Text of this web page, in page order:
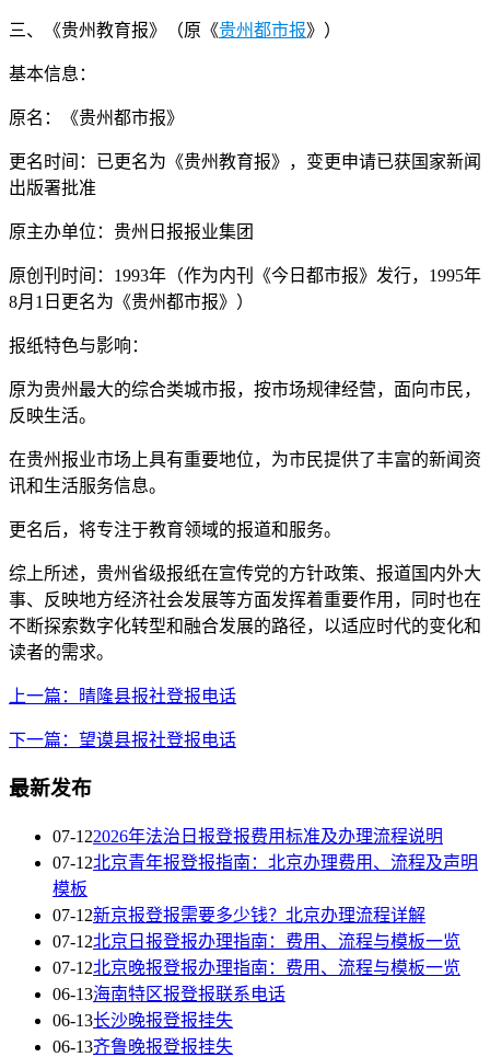
三、《贵州教育报》（原《贵州都市报》）
基本信息：
原名：《贵州都市报》
更名时间：已更名为《贵州教育报》，变更申请已获国家新闻
出版署批准
原主办单位：贵州日报报业集团
原创刊时间：1993年（作为内刊《今日都市报》发行，1995年
8月1日更名为《贵州都市报》）
报纸特色与影响：
原为贵州最大的综合类城市报，按市场规律经营，面向市民，
反映生活。
在贵州报业市场上具有重要地位，为市民提供了丰富的新闻资
讯和生活服务信息。
更名后，将专注于教育领域的报道和服务。
综上所述，贵州省级报纸在宣传党的方针政策、报道国内外大
事、反映地方经济社会发展等方面发挥着重要作用，同时也在
不断探索数字化转型和融合发展的路径，以适应时代的变化和
读者的需求。
上一篇：晴隆县报社登报电话
下一篇：望谟县报社登报电话
最新发布
07-122026年法治日报登报费用标准及办理流程说明
07-12北京青年报登报指南：北京办理费用、流程及声明
模板
07-12新京报登报需要多少钱？北京办理流程详解
07-12北京日报登报办理指南：费用、流程与模板一览
07-12北京晚报登报办理指南：费用、流程与模板一览
06-13海南特区报登报联系电话
06-13长沙晚报登报挂失
06-13齐鲁晚报登报挂失